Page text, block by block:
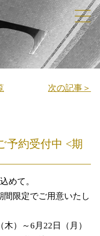
次の記事＞
予約受付中 <期
めて。
間限定でご用意いたし
）～6月22日（月）